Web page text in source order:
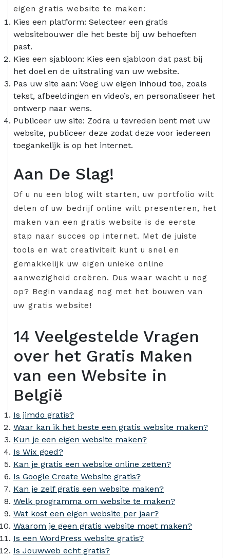
eigen gratis website te maken:
Kies een platform: Selecteer een gratis
websitebouwer die het beste bij uw behoeften
past.
Kies een sjabloon: Kies een sjabloon dat past bij
het doel en de uitstraling van uw website.
Pas uw site aan: Voeg uw eigen inhoud toe, zoals
tekst, afbeeldingen en video’s, en personaliseer het
ontwerp naar wens.
Publiceer uw site: Zodra u tevreden bent met uw
website, publiceer deze zodat deze voor iedereen
toegankelijk is op het internet.
Aan De Slag!
Of u nu een blog wilt starten, uw portfolio wilt
delen of uw bedrijf online wilt presenteren, het
maken van een gratis website is de eerste
stap naar succes op internet. Met de juiste
tools en wat creativiteit kunt u snel en
gemakkelijk uw eigen unieke online
aanwezigheid creëren. Dus waar wacht u nog
op? Begin vandaag nog met het bouwen van
uw gratis website!
14 Veelgestelde Vragen
over het Gratis Maken
van een Website in
België
Is jimdo gratis?
Waar kan ik het beste een gratis website maken?
Kun je een eigen website maken?
Is Wix goed?
Kan je gratis een website online zetten?
Is Google Create Website gratis?
Kan je zelf gratis een website maken?
Welk programma om website te maken?
Wat kost een eigen website per jaar?
Waarom je geen gratis website moet maken?
Is een WordPress website gratis?
Is Jouwweb echt gratis?